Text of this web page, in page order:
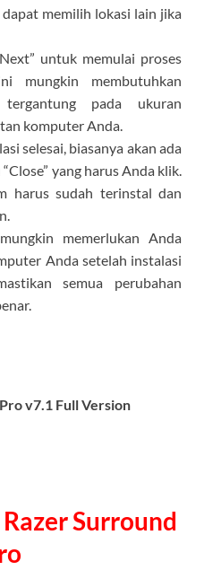
memilih lokasi lain jika
untuk memulai proses
mungkin membutuhkan
pada ukuran
komputer Anda.
selesai, biasanya akan ada
yang harus Anda klik.
harus sudah terinstal dan
memerlukan Anda
Anda setelah instalasi
semua perubahan
v7.1 Full Version
Surround